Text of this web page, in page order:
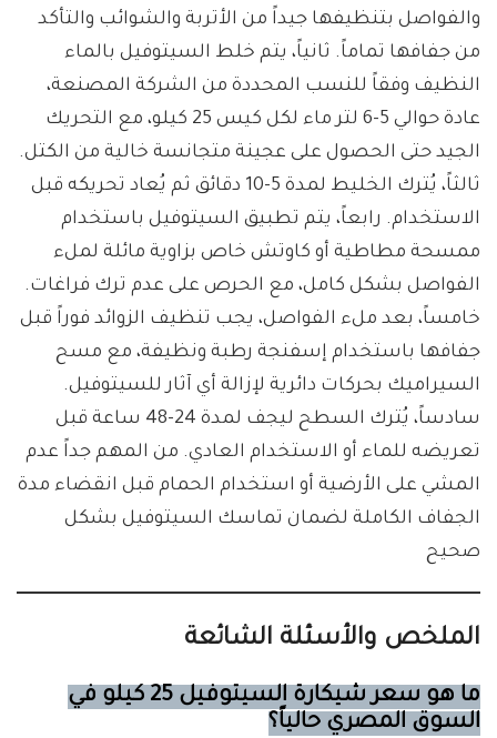
والفواصل بتنظيفها جيداً من الأتربة والشوائب والتأكد
من جفافها تماماً. ثانياً، يتم خلط السيتوفيل بالماء
النظيف وفقاً للنسب المحددة من الشركة المصنعة،
عادة حوالي 5-6 لتر ماء لكل كيس 25 كيلو، مع التحريك
الجيد حتى الحصول على عجينة متجانسة خالية من الكتل.
ثالثاً، يُترك الخليط لمدة 5-10 دقائق ثم يُعاد تحريكه قبل
الاستخدام. رابعاً، يتم تطبيق السيتوفيل باستخدام
ممسحة مطاطية أو كاوتش خاص بزاوية مائلة لملء
الفواصل بشكل كامل، مع الحرص على عدم ترك فراغات.
خامساً، بعد ملء الفواصل، يجب تنظيف الزوائد فوراً قبل
جفافها باستخدام إسفنجة رطبة ونظيفة، مع مسح
السيراميك بحركات دائرية لإزالة أي آثار للسيتوفيل.
سادساً، يُترك السطح ليجف لمدة 24-48 ساعة قبل
تعريضه للماء أو الاستخدام العادي. من المهم جداً عدم
المشي على الأرضية أو استخدام الحمام قبل انقضاء مدة
الجفاف الكاملة لضمان تماسك السيتوفيل بشكل
صحيح
الملخص والأسئلة الشائعة
ما هو سعر شيكارة السيتوفيل 25 كيلو في
السوق المصري حالياً؟